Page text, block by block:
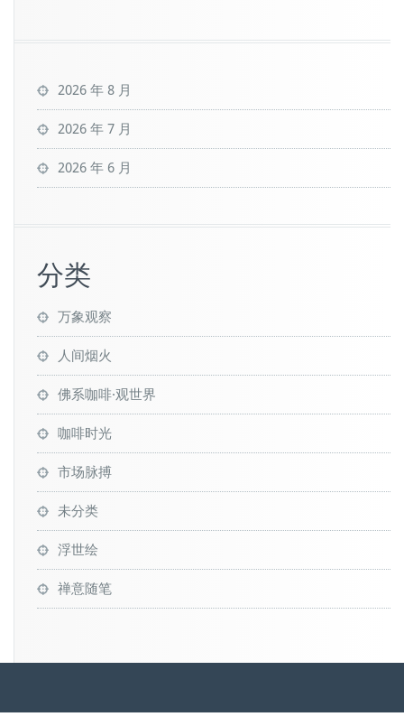
2026 年 8 月
2026 年 7 月
2026 年 6 月
分类
万象观察
人间烟火
佛系咖啡·观世界
咖啡时光
市场脉搏
未分类
浮世绘
禅意随笔